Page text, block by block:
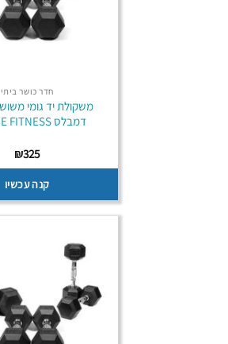
חדר כושר ביתי
דמבלס B-CORE FITNESS
₪325
קנה עכשיו